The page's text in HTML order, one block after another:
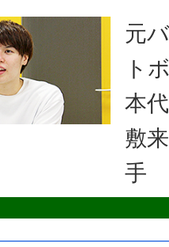
元
ト
本
敷
手